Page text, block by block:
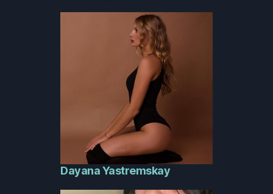
Dayana Yastremskay